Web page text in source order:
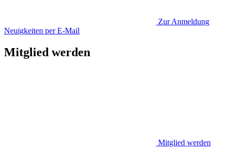
Zur Anmeldung
Neuigkeiten per E-Mail
Mitglied werden
Mitglied werden